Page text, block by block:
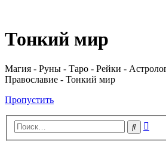
Тонкий мир
Магия - Руны - Таро - Рейки -
Православие - Тонкий мир
Пропустить
Поиск